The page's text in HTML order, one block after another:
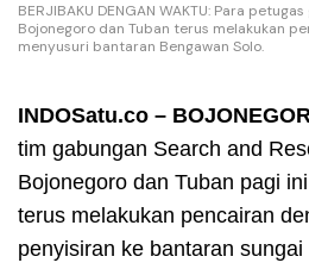
BERJIBAKU DENGAN WAKTU: Para
Bojonegoro dan Tuban terus melakukan
menyusuri bantaran Bengawan Solo.
INDOSatu.co –
tim gabungan Search and
Bojonegoro dan Tuban pagi
terus melakukan pencairan
penyisiran ke bantaran